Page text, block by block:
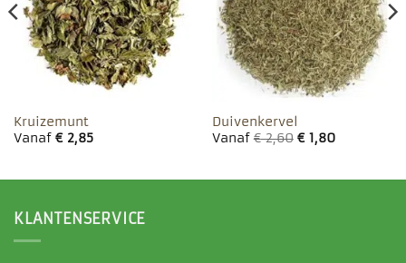
Kruizemunt
Vanaf €2,85
Duivenkervel
Vanaf€2,60 €1,80
KLANTENSERVICE